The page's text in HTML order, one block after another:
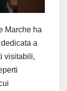
Marche ha
a
visitabili,